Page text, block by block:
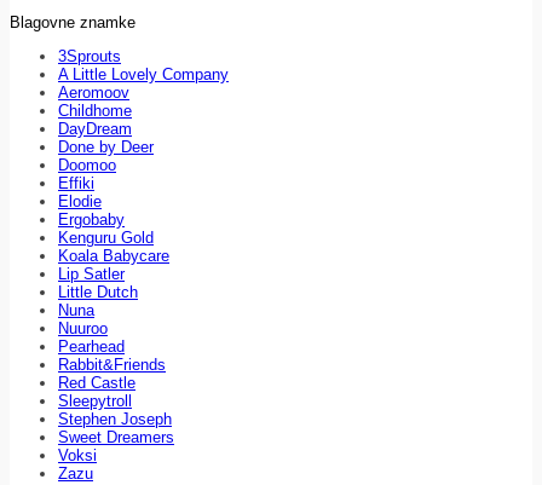
Blagovne znamke
3Sprouts
A Little Lovely Company
Aeromoov
Childhome
DayDream
Done by Deer
Doomoo
Effiki
Elodie
Ergobaby
Kenguru Gold
Koala Babycare
Lip Satler
Little Dutch
Nuna
Nuuroo
Pearhead
Rabbit&Friends
Red Castle
Sleepytroll
Stephen Joseph
Sweet Dreamers
Voksi
Zazu